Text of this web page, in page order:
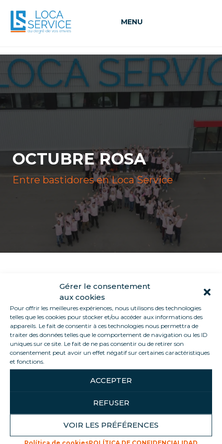
Gérer le consentement
aux cookies
Pour offrir les meilleures expériences, nous utilisons des technologies
telles que les cookies pour stocker et/ou accéder aux informations des
appareils. Le fait de consentir à ces technologies nous permettra de
traiter des données telles que le comportement de navigation ou les ID
uniques sur ce site. Le fait de ne pas consentir ou de retirer son
consentement peut avoir un effet négatif sur certaines caractéristiques
et fonctions.
ACCEPTER
REFUSER
VOIR LES PRÉFÉRENCES
Política de cookiesPOLÍTICA DE CONFIDENCIALIDAD
MENU
OCTUBRE ROSA
Entre bastidores en Loca Service
En octubre nos vestimos de rosa todos los jueves.
¡Concienciemos a los equipos sobre el cribado!